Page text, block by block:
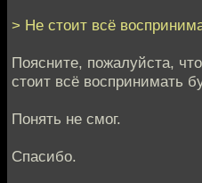
> Не стоит всё
Поясните, пожалуйста,
стоит всё воспринимать
Понять не смог.
Спасибо.